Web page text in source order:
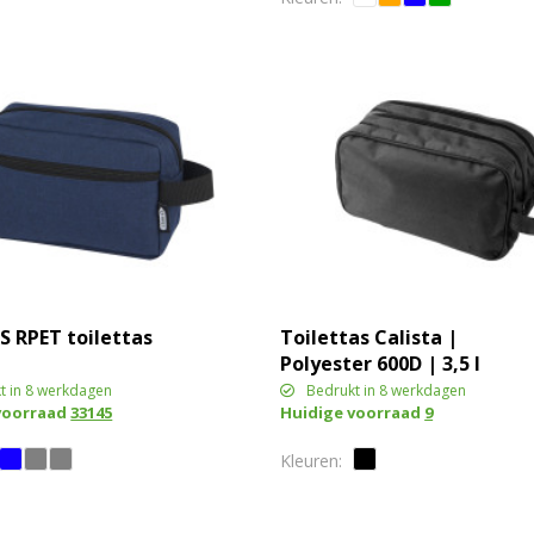
RPET toilettas
in 8 werkdagen
33145
Toilettas Calista |
Polyester 600D | 3,5 l
Bedrukt in 8 werkdagen
Huidige voorraad 9